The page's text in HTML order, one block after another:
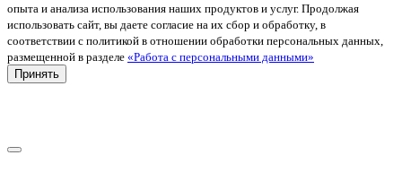
опыта и анализа использования наших продуктов и услуг. Продолжая
использовать сайт, вы даете согласие на их сбор и обработку, в
соответствии с политикой в отношении обработки персональных данных,
размещенной в разделе «Работа с персональными данными»
Принять